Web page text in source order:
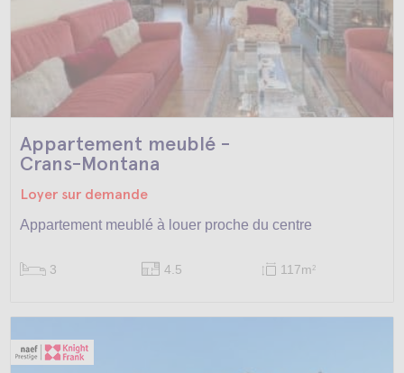
Appartement meublé -
Crans-Montana
Loyer sur demande
Appartement meublé à louer proche du centre
3 4.5 117m2